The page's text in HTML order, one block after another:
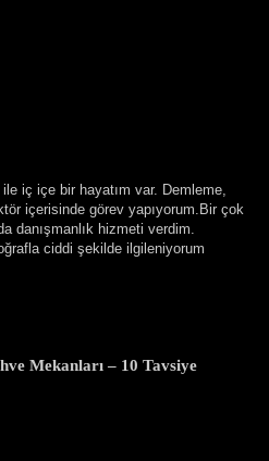
iç içe bir hayatım var. Demleme,
içerisinde görev yapıyorum.Bir çok
danışmanlık hizmeti verdim.
ciddi şekilde ilgileniyorum
Mekanları – 10 Tavsiye